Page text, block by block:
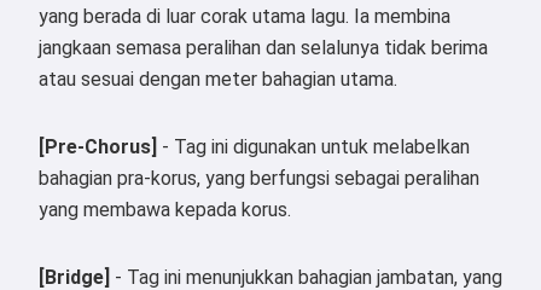
yang berada di luar corak utama lagu. Ia membina
jangkaan semasa peralihan dan selalunya tidak berima
atau sesuai dengan meter bahagian utama.
[Pre-Chorus] - Tag ini digunakan untuk melabelkan
bahagian pra-korus, yang berfungsi sebagai peralihan
yang membawa kepada korus.
[Bridge] - Tag ini menunjukkan bahagian jambatan, yang